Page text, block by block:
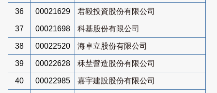
36 00021629 君毅投資股份有限公司
37 00021698 科基股份有限公司
38 00022520 海卓立股份有限公司
39 00022628 秝埜營造股份有限公司
40 00022985 嘉宇建設股份有限公司